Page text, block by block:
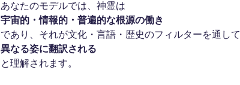
あなたのモデルでは、神霊は
宇宙的・情報的・普遍的な根源の働き
であり、それが文化・言語・歴史のフィルターを通して
異なる姿に翻訳される
と理解されます。